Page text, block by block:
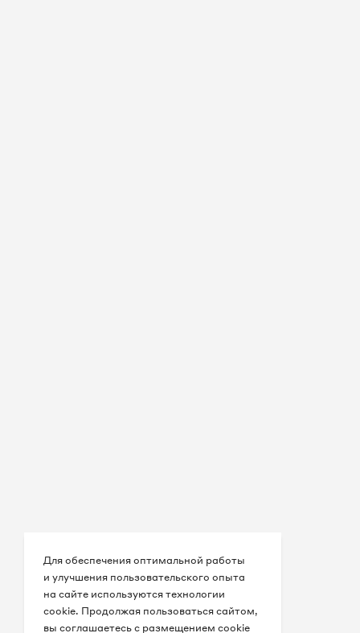
Для обеспечения оптимальной работы
и улучшения пользовательского опыта
на сайте используются технологии
cookie. Продолжая пользоваться сайтом,
вы соглашаетесь с размещением cookie